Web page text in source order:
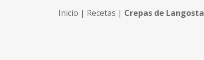
Inicio | Recetas | Crepas de Langosta